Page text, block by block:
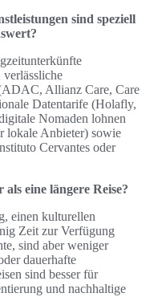
sind speziell
Allianz Care, Care
Datentarife (Holafly,
Nomaden lohnen
lokale Anbieter) sowie
Cervantes oder
eine längere Reise?
einen kulturellen
Zeit zur Verfügung
sind aber weniger
dauerhafte
sind besser für
und nachhaltige